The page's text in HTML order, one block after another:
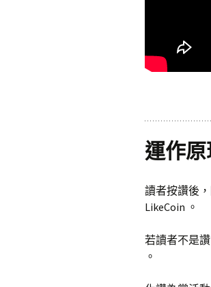
運作原
讀者按讚後
LikeCoin 。
若讀者不是
。